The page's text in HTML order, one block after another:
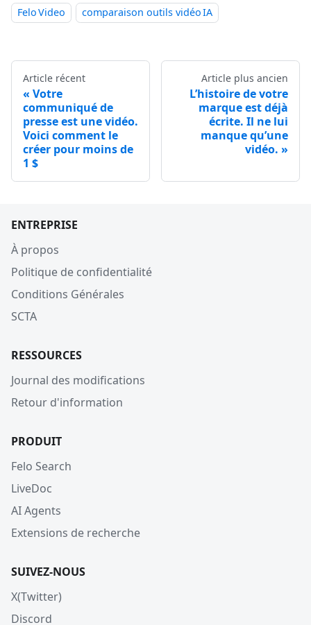
Felo Video
comparaison outils vidéo IA
Article récent
Votre
communiqué de
presse est une vidéo.
Voici comment le
créer pour moins de
1 $
Article plus ancien
L’histoire de votre
marque est déjà
écrite. Il ne lui
manque qu’une
vidéo.
ENTREPRISE
À propos
Politique de confidentialité
Conditions Générales
SCTA
RESSOURCES
Journal des modifications
Retour d'information
PRODUIT
Felo Search
LiveDoc
AI Agents
Extensions de recherche
SUIVEZ-NOUS
X(Twitter)
Discord